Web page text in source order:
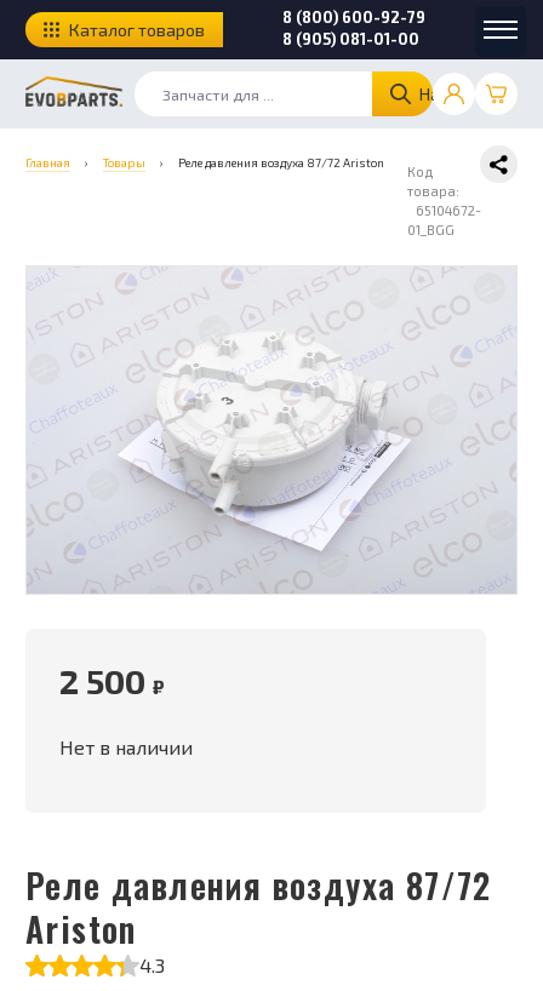
Найти
8 (800) 600-92-79
8 (905) 081-01-00
Каталог товаров
Главная › Товары › Реле давления воздуха 87/72 Ariston
Код
товара:
65104672-
01_BGG
Реле давления воздуха 87/72
Ariston
4.3
2 500 ₽
Нет в наличии